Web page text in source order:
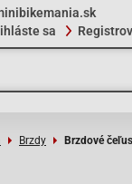
sa
Brzdy Brzdové